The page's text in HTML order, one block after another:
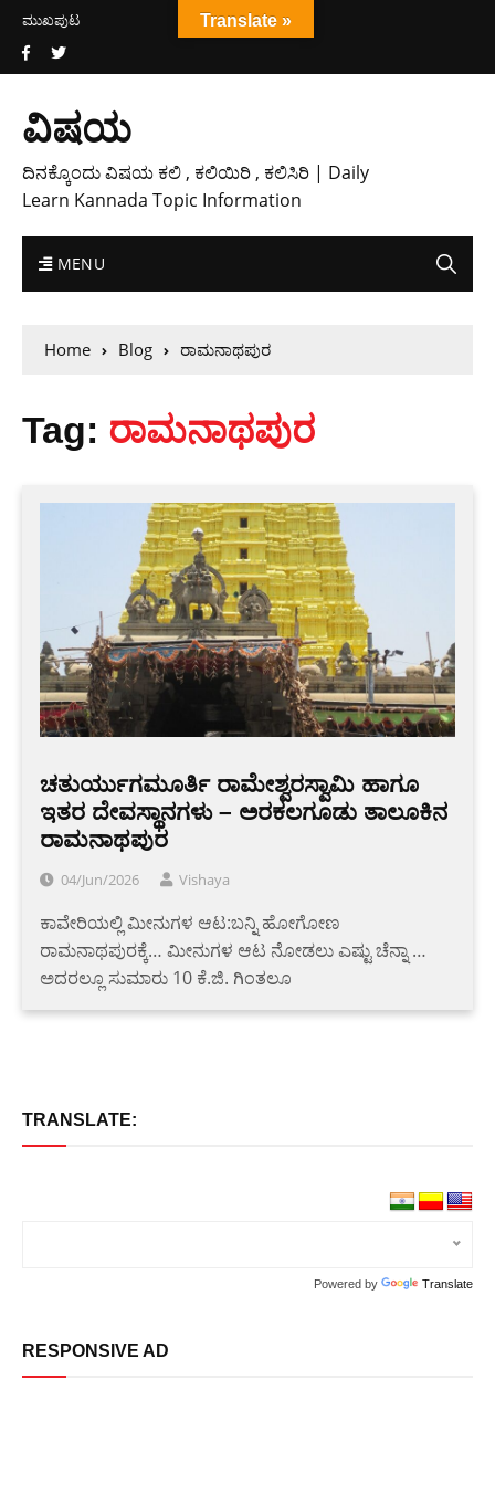
ಮುಖಪುಟ
ವಿಷಯ
ದಿನಕ್ಕೊಂದು ವಿಷಯ ಕಲಿ , ಕಲಿಯಿರಿ , ಕಲಿಸಿರಿ | Daily
Learn Kannada Topic Information
MENU
Home Blog ರಾಮನಾಥಪುರ
Tag: ರಾಮನಾಥಪುರ
ಚತುರ್ಯುಗಮೂರ್ತಿ ರಾಮೇಶ್ವರಸ್ವಾಮಿ ಹಾಗೂ
ಇತರ ದೇವಸ್ಥಾನಗಳು – ಅರಕಲಗೂಡು ತಾಲೂಕಿನ
ರಾಮನಾಥಪುರ
04/Jun/2026 Vishaya
ಕಾವೇರಿಯಲ್ಲಿ ಮೀನುಗಳ ಆಟ:ಬನ್ನಿ ಹೋಗೋಣ
ರಾಮನಾಥಪುರಕ್ಕೆ… ಮೀನುಗಳ ಆಟ ನೋಡಲು ಎಷ್ಟು ಚೆನ್ನಾ …
ಅದರಲ್ಲೂ ಸುಮಾರು 10 ಕೆ.ಜಿ. ಗಿಂತಲೂ
TRANSLATE:
Powered by Translate
RESPONSIVE AD
Translate »